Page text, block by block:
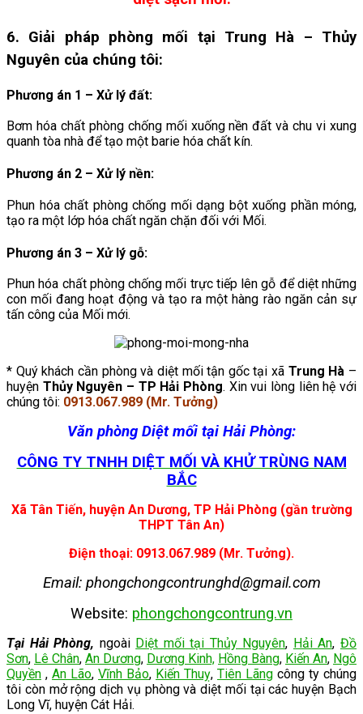
6. Giải pháp phòng mối tại Trung Hà – Thủy
Nguyên của chúng tôi:
Phương án 1 – Xử lý đất:
Bơm hóa chất phòng chống mối xuống nền đất và chu vi xung
quanh tòa nhà để tạo một barie hóa chất kín.
Phương án 2 – Xử lý nền:
Phun hóa chất phòng chống mối dạng bột xuống phần móng,
tạo ra một lớp hóa chất ngăn chặn đối với Mối.
Phương án 3 – Xử lý gỗ:
Phun hóa chất phòng chống mối trực tiếp lên gỗ để diệt những
con mối đang hoạt động và tạo ra một hàng rào ngăn cản sự
tấn công của Mối mới.
* Quý khách cần phòng và diệt mối tận gốc tại xã Trung Hà –
huyện Thủy Nguyên – TP Hải Phòng. Xin vui lòng liên hệ với
chúng tôi: 0913.067.989 (Mr. Tưởng)
Văn phòng Diệt mối tại Hải Phòng:
CÔNG TY TNHH DIỆT MỐI VÀ KHỬ TRÙNG NAM
BẮC
Xã Tân Tiến, huyện An Dương, TP Hải Phòng (gần trường
THPT Tân An)
Điện thoại: 0913.067.989 (Mr. Tưởng).
Email: phongchongcontrunghd@gmail.com
Website: phongchongcontrung.vn
Tại Hải Phòng, ngoài Diệt mối tại Thủy Nguyên, Hải An,Đồ
Sơn, Lê Chân, An Dương, Dương Kinh, Hồng Bàng, Kiến An, Ngô
Quyền , An Lão, Vĩnh Bảo, Kiến Thuỵ, Tiên Lãng công ty chúng
tôi còn mở rộng dịch vụ phòng và diệt mối tạicác huyện Bạch
Long Vĩ, huyện Cát Hải.